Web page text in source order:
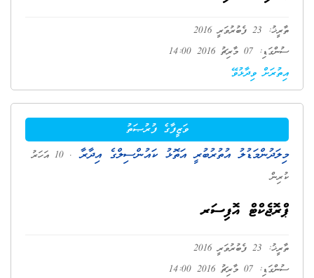
ތާރީޚު: 23 ފެބުރުވަރީ 2016
ސުންގަޑި: 07 މާރިޗު 2016 14:00
އިތުރަށް ވިދާޅުވޭ
ވަޒީފާގެ ފުރުޞަތު
މިލަދުންމަޑުލު އުތުރުބުރީ އަތޮޅު ކައުންސިލްގެ އިދާރާ
. 10 އަހަރު
ކުރިން
ޕްރޮޖެކްޓް އޮފިސަރ
ތާރީޚު: 23 ފެބުރުވަރީ 2016
ސުންގަޑި: 07 މާރިޗު 2016 14:00